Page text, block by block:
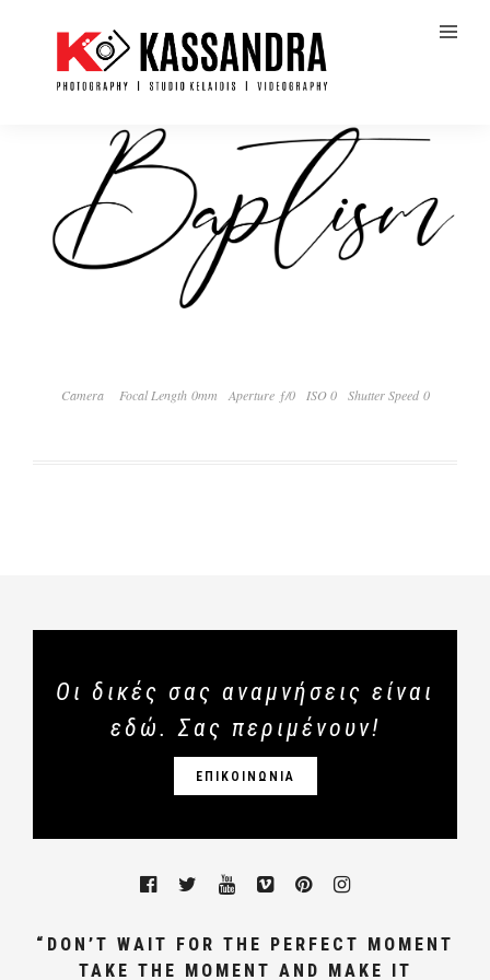
Camera Focal Length 0mm Aperture ƒ/0 ISO 0 Shutter Speed 0
Οι δικές σας αναμνήσεις είναι
εδώ. Σας περιμένουν!
ΕΠΙΚΟΙΝΩΝΙΑ
“DON’T WAIT FOR THE PERFECT MOMENT
TAKE THE MOMENT AND MAKE IT